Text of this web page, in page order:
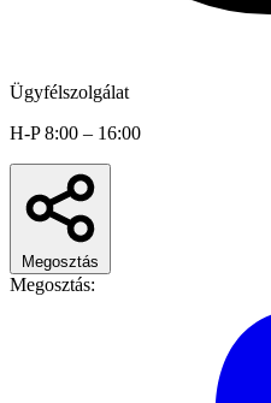
Ügyfélszolgálat
H-P 8:00 – 16:00
Megosztás
Megosztás: